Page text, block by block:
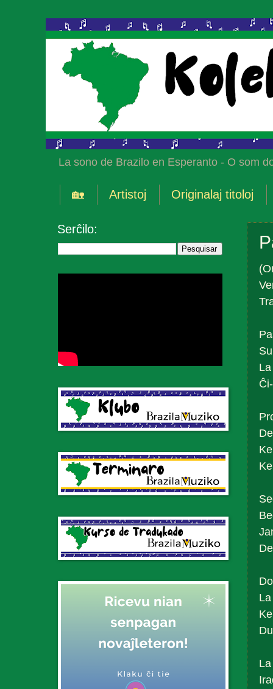
La sono de Brazilo en Esperanto - O som
🏡 Artistoj Originalaj titoloj
Serĉilo: